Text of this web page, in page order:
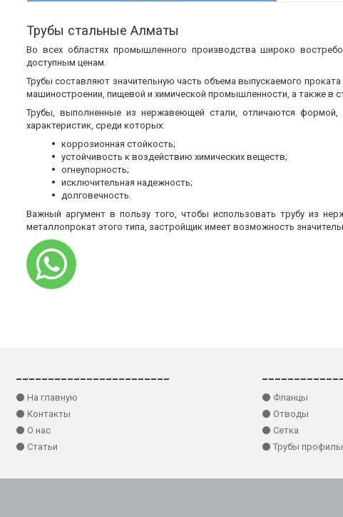
Трубы стальные Алматы
Во всех областях промышленного производства широко
доступным ценам.
Трубы составляют значительную часть объема выпускаемого
машиностроении, пищевой и химической промышленности, а также в
Трубы, выполненные из нержавеющей стали, отличаются формой,
характеристик, среди которых:
коррозионная стойкость;
устойчивость к воздействию химических веществ;
огнеупорность;
исключительная надежность;
долговечность.
Важный аргумент в пользу того, чтобы использовать трубу из
металлопрокат этого типа, застройщик имеет возможность
⚫ На главную
⚫ Контакты
⚫ О нас
⚫ Статьи
⚫ Фланцы
⚫ Отводы
⚫ Сетка
⚫ Трубы